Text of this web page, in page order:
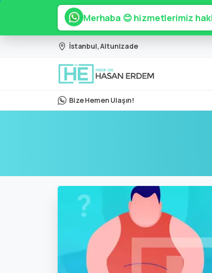
Merhaba 😊 hizmetlerimiz
İstanbul, Altunizade
Bize Hemen Ulaşın!